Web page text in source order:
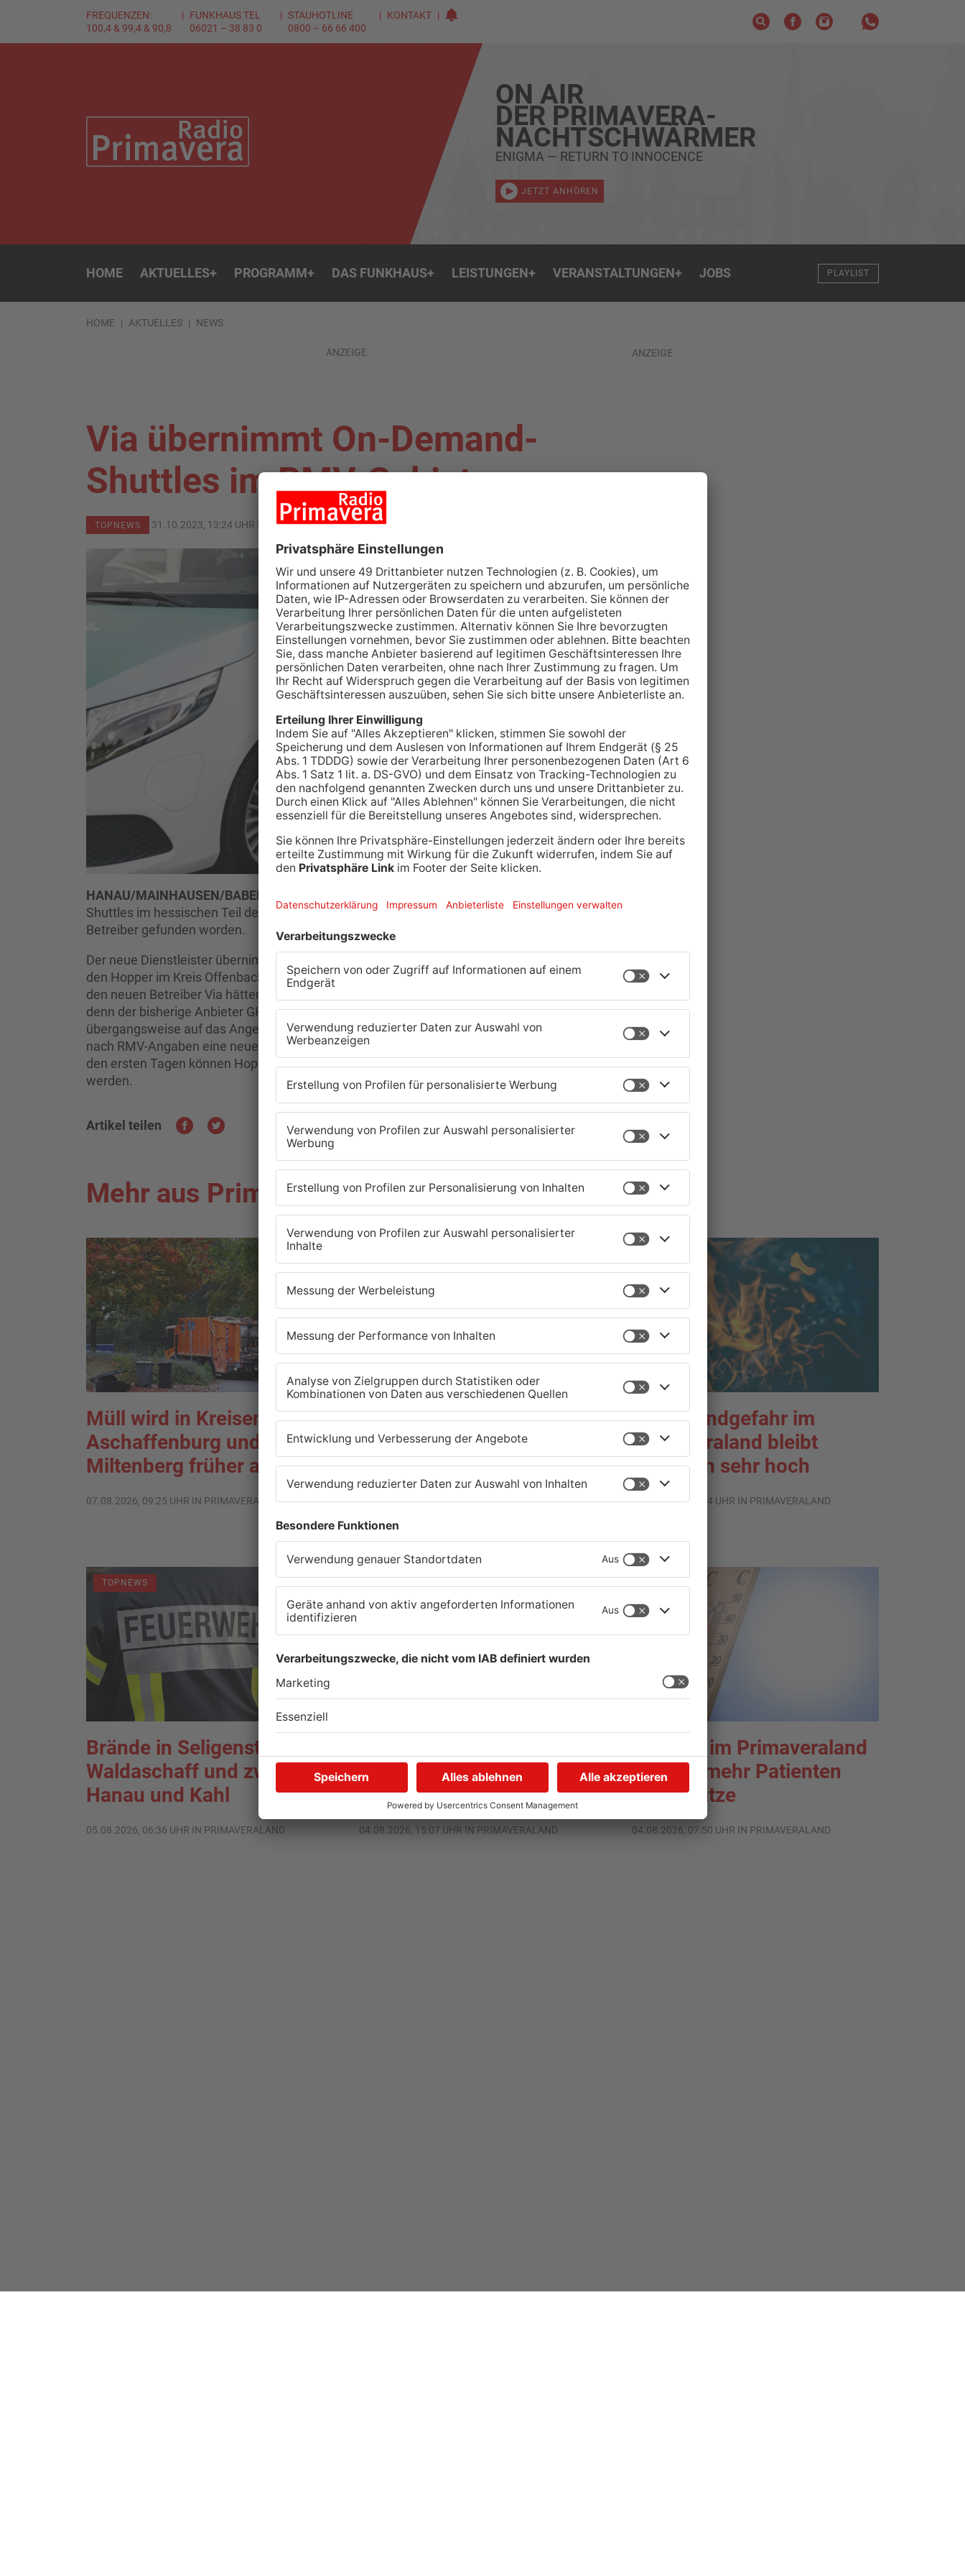
FREQUENZEN:
100,4 & 99,4 & 90,8
FUNKHAUS TEL
06021 – 38 83 0
STAUHOTLINE
0800 – 66 66 400
KONTAKT
ON AIR
DER PRIMAVERA-
NACHTSCHWÄRMER
ENIGMA — RETURN TO INNOCENCE
JETZT ANHÖREN
HOME AKTUELLES+ PROGRAMM+ DAS FUNKHAUS+ LEISTUNGEN+ VERANSTALTUNGEN+ JOBS PLAYLIST
HOME AKTUELLES NEWS
ANZEIGE
Via übernimmt On-Demand-
Shuttles im RMV-Gebiet
TOPNEWS 31.10.2023, 13:24 UHR IN PRIMAVERALAND
HANAU/MAINHAUSEN/BABENHAUSEN.
Shuttles im hessischen Teil des Primaveralandes: Laut RMV ist in letzter Sekunde ein neuer
Betreiber gefunden worden.
Der neue Dienstleister übernimmt unter anderem die Angebote Mainer im Raum Hanau,
den Hopper im Kreis Offenbach und den Da-Di-Liner im Raum Babenhausen-Dieburg. Ohne
den neuen Betreiber Via hätten alle Angebote heute Nacht eingestellt werden müssen,
denn der bisherige Anbieter GHT ist pleite. In der kommenden Nacht müssen Kunden
übergangsweise auf das Angebot verzichten, da die Buchung umgestellt wird. Dafür wird
nach RMV-Angaben eine neue App installiert, die die Kunden sich herunterladen müssen. In
den ersten Tagen können Hopper, Mainer und Da-Di-Linder vollkommen kostenlos geordert
werden.
Artikel teilen
ANZEIGE
Mehr aus Primaveraland
Müll wird in Kreisen
Aschaffenburg und
Miltenberg früher abgeholt
07.08.2026, 09:25 UHR IN PRIMAVERALAND
Schwimmbäder im
Primaveraland weisen teils
erhebliche Mängel auf
06.08.2026, 06:37 UHR IN PRIMAVERALAND
Waldbrandgefahr im
Primaveraland bleibt
weiterhin sehr hoch
06.08.2026, 06:34 UHR IN PRIMAVERALAND
TOPNEWS
Brände in Seligenstadt,
Waldaschaff und zwischen
Hanau und Kahl
05.08.2026, 06:36 UHR IN PRIMAVERALAND
Primaveraland leiden unter
Trockenheit
04.08.2026, 15:07 UHR IN PRIMAVERALAND
Kliniken im Primaveraland
melden mehr Patienten
durch Hitze
04.08.2026, 07:50 UHR IN PRIMAVERALAND